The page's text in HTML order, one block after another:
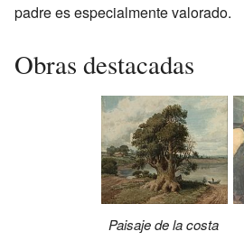
padre es especialmente valorado.
Obras destacadas
Paisaje de la costa